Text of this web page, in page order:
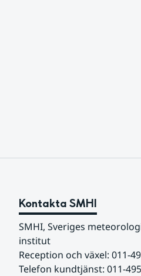
Kontakta SMHI
SMHI, Sveriges
institut
Reception och växel: 011-
Telefon kundtjänst: 011-